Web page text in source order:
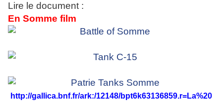
Lire le document :
En Somme film
http://gallica.bnf.fr/ark:/12148/bpt6k63136859.r=La%20